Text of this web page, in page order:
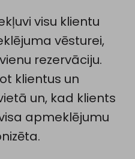
visu klientu
vēsturei,
rezervāciju.
klientus un
un, kad klients
apmeklējumu